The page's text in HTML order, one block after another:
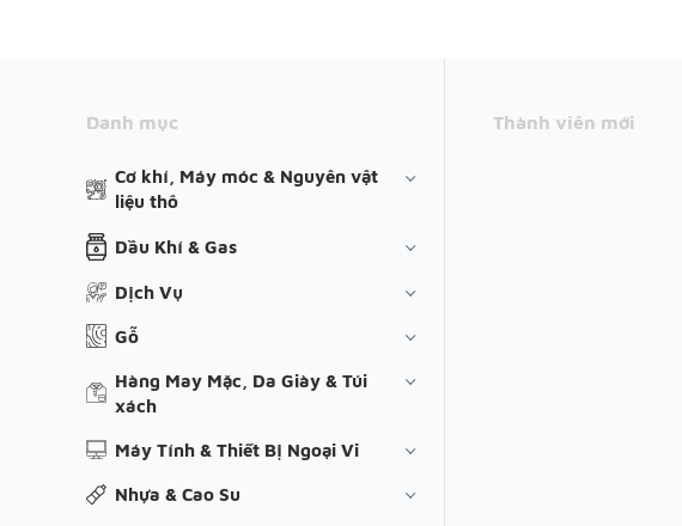
Danh mục
Cơ khí, Máy móc & Nguyên vật
liệu thô
Dầu Khí & Gas
Dịch Vụ
Gỗ
Hàng May Mặc, Da Giày & Túi
xách
Máy Tính & Thiết Bị Ngoại Vi
Nhựa & Cao Su
Thành viên mới